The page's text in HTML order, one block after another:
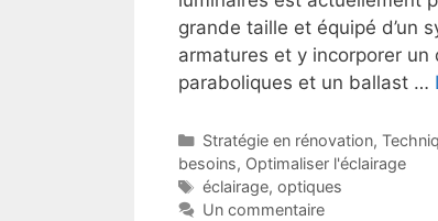
grande taille et équipé d’un
armatures et y incorporer
paraboliques et un ballast …
Catégories
Stratégie en rénovation,
besoins, Optimaliser l'éclairage
Étiquettes
éclairage, optiques
Un commentaire